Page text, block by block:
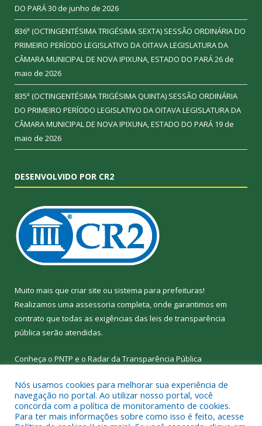
DO PARÁ30 de junho de 2026
836ª (OCTINGENTÉSIMA TRIGÉSIMA SEXTA) SESSÃO ORDINÁRIA DO
PRIMEIRO PERÍODO LEGISLATIVO DA OITAVA LEGISLATURA DA
CÂMARA MUNICIPAL DE NOVA IPIXUNA, ESTADO DO PARÁ26 de
maio de 2026
835ª (OCTINGENTÉSIMA TRIGÉSIMA QUINTA) SESSÃO ORDINÁRIA
DO PRIMEIRO PERÍODO LEGISLATIVO DA OITAVA LEGISLATURA DA
CÂMARA MUNICIPAL DE NOVA IPIXUNA, ESTADO DO PARÁ 19 de
maio de 2026
DESENVOLVIDO POR CR2
Muito mais que criar site ou sistema para prefeituras!
Realizamos uma assessoria completa, onde garantimos em
contrato que todas as exigências das leis de transparência
pública serão atendidas.
Conheça o PNTP e o Radar da Transparência Pública
Todos os direitos reservados a Câmara Municipal de Nova
Nós usamos cookies para melhorar sua experiência de
navegação no portal. Ao utilizar nosso portal, você
concorda com a política de monitoramento de cookies.
Para ter mais informações sobre como isso é feito, acesse